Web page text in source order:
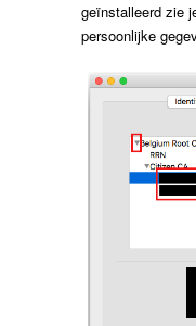
geïnstalleerd zie
persoonlijke